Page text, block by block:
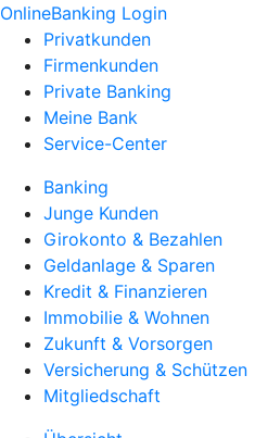
OnlineBanking Login
Privatkunden
Firmenkunden
Private Banking
Meine Bank
Service-Center
Banking
Junge Kunden
Girokonto & Bezahlen
Geldanlage & Sparen
Kredit & Finanzieren
Immobilie & Wohnen
Zukunft & Vorsorgen
Versicherung & Schützen
Mitgliedschaft